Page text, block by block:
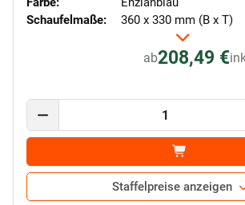
Schaufelmaße:
360 x 330 mm (B x T)
ab208,49 €
Staffelpreise anzeigen